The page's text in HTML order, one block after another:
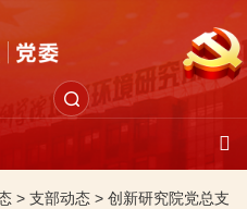
> 支部动态 > 创新研究院党总支